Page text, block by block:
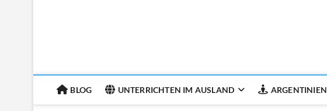
BLOG UNTERRICHTEN IM AUSLAND ARGENTINIEN